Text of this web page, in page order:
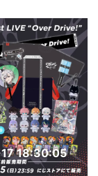
18:30:05